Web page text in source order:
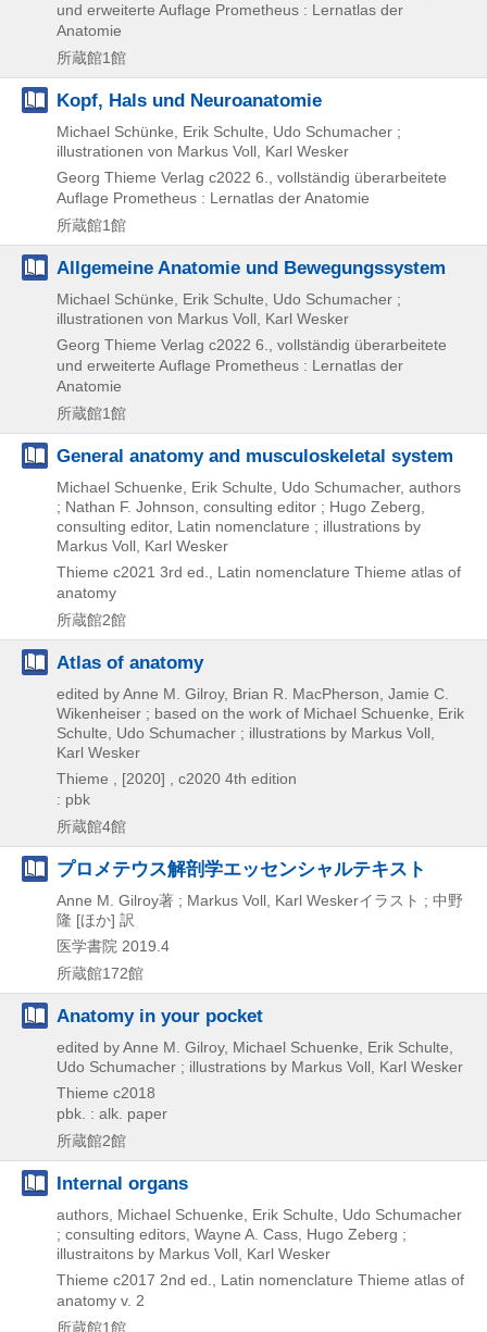
und erweiterte Auflage Prometheus : Lernatlas der
Anatomie
所蔵館1館
Kopf, Hals und Neuroanatomie
Michael Schünke, Erik Schulte, Udo Schumacher ;
illustrationen von Markus Voll, Karl Wesker
Georg Thieme Verlag c2022 6., vollständig überarbeitete
Auflage Prometheus : Lernatlas der Anatomie
所蔵館1館
Allgemeine Anatomie und Bewegungssystem
Michael Schünke, Erik Schulte, Udo Schumacher ;
illustrationen von Markus Voll, Karl Wesker
Georg Thieme Verlag c2022 6., vollständig überarbeitete
und erweiterte Auflage Prometheus : Lernatlas der
Anatomie
所蔵館1館
General anatomy and musculoskeletal system
Michael Schuenke, Erik Schulte, Udo Schumacher, authors
; Nathan F. Johnson, consulting editor ; Hugo Zeberg,
consulting editor, Latin nomenclature ; illustrations by
Markus Voll, Karl Wesker
Thieme c2021 3rd ed., Latin nomenclature Thieme atlas of
anatomy
所蔵館2館
Atlas of anatomy
edited by Anne M. Gilroy, Brian R. MacPherson, Jamie C.
Wikenheiser ; based on the work of Michael Schuenke, Erik
Schulte, Udo Schumacher ; illustrations by Markus Voll,
Karl Wesker
Thieme , [2020] , c2020 4th edition
: pbk
所蔵館4館
プロメテウス解剖学エッセンシャルテキスト
Anne M. Gilroy著 ; Markus Voll, Karl Weskerイラスト ; 中野
隆 [ほか] 訳
医学書院 2019.4
所蔵館172館
Anatomy in your pocket
edited by Anne M. Gilroy, Michael Schuenke, Erik Schulte,
Udo Schumacher ; illustrations by Markus Voll, Karl Wesker
Thieme c2018
pbk. : alk. paper
所蔵館2館
Internal organs
authors, Michael Schuenke, Erik Schulte, Udo Schumacher
; consulting editors, Wayne A. Cass, Hugo Zeberg ;
illustraitons by Markus Voll, Karl Wesker
Thieme c2017 2nd ed., Latin nomenclature Thieme atlas of
anatomy v. 2
所蔵館1館